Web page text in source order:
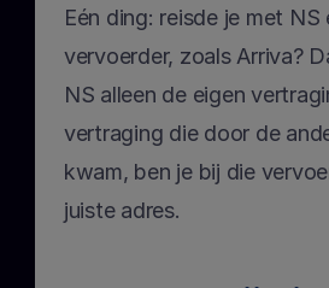
Eén ding: reisde je met NS
vervoerder, zoals Arriva?
NS alleen de eigen
vertraging die door de
kwam, ben je bij die
juiste adres.